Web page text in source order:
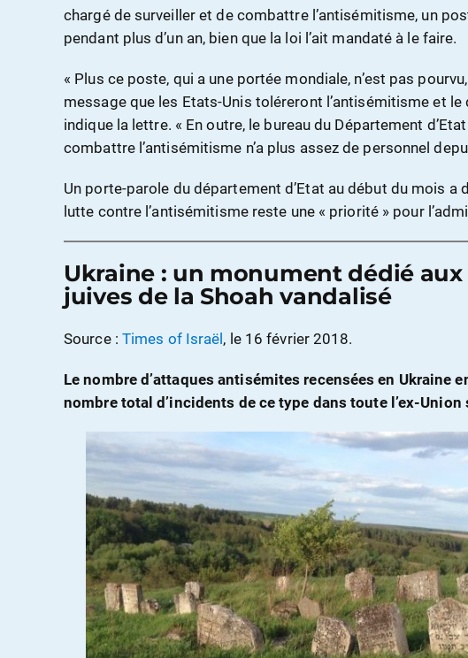
chargé de surveiller et de combattre l’antisémitisme, un
pendant plus d’un an, bien que la loi l’ait mandaté à le faire.
« Plus ce poste, qui a une portée mondiale, n’est pas
message que les Etats-Unis toléreront l’antisémitisme et le
indique la lettre. « En outre, le bureau du Département
combattre l’antisémitisme n’a plus assez de personnel
Un porte-parole du département d’Etat au début du mois a
lutte contre l’antisémitisme reste une « priorité » pour
Ukraine : un monument dédié
juives de la Shoah vandalisé
Source : Times of Israël , le 16 février 2018.
Le nombre d’attaques antisémites recensées en Ukraine
nombre total d’incidents de ce type dans toute l’ex-